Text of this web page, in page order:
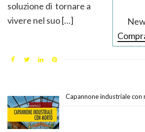
soluzione di tornare a
vivere nel suo […]
Capannone industriale con